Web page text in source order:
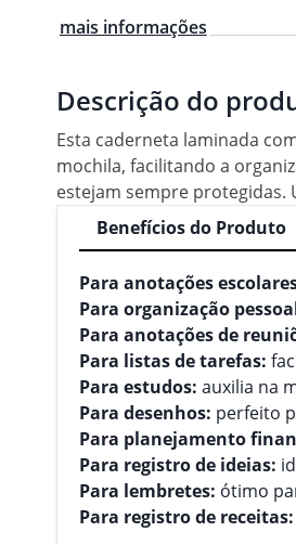
mais informações
Descrição do
Esta caderneta laminada
mochila, facilitando a
estejam sempre protegidas.
Benefícios do Produto
Para anotações
Para organização
Para anotações de
Para listas de tarefas:
Para estudos: auxilia na
Para desenhos: perfeito
Para planejamento
Para registro de ideias:
Para lembretes: ótimo
Para registro de receitas: